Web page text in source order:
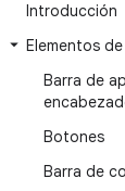
Introducción
Elementos
Barra de
Botones
Barra de